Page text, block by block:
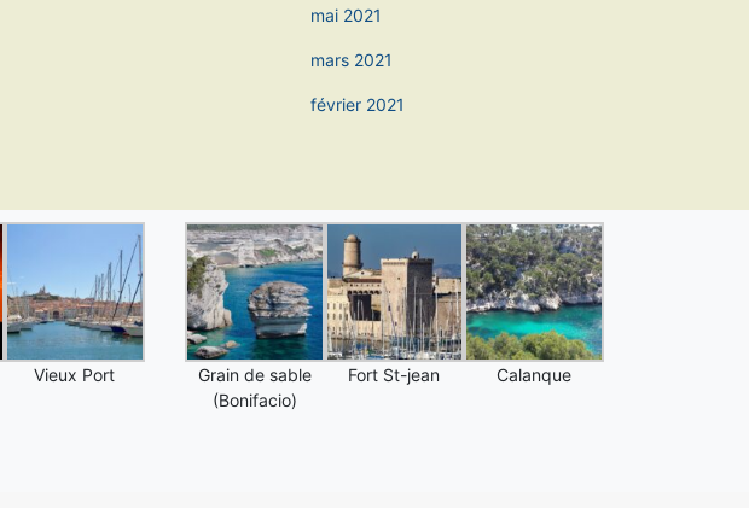
mai 2021
mars 2021
février 2021
Vieux Port
Grain de sable
(Bonifacio)
Fort St-jean Calanque